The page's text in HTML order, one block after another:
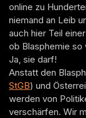
online zu
niemand an Leib
auch hier Teil
ob Blasphemie so
Ja, sie darf!
Anstatt den
StGB) und
werden von
verschärfen. Wir